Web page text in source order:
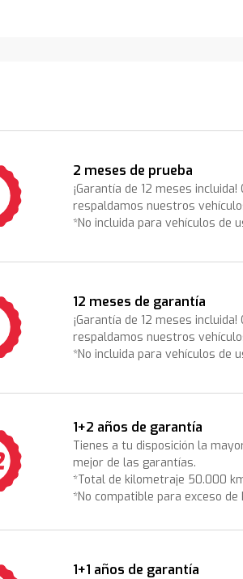
2 meses de prueba
¡Garantía de 12 meses
respaldamos nuestros
*No incluida para vehículos de
12 meses de garantía
¡Garantía de 12 meses
respaldamos nuestros
*No incluida para vehículos de
1+2 años de garantía
Tienes a tu disposición la
mejor de las garantías.
*Total de kilometraje 50.000
*No compatible para exceso
1+1 años de garantía